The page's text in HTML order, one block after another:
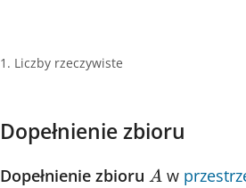
1. Liczby rzeczywiste
Dopełnienie zbioru
Dopełnienie zbioru A
A w